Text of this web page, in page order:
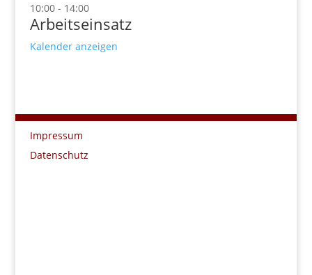
10:00- 14:00
Arbeitseinsatz
Kalender anzeigen
Impressum
Datenschutz